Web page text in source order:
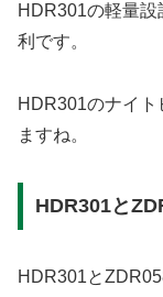
HDR301の軽量
利です。
HDR301のナイ
ますね。
HDR301と
HDR301と